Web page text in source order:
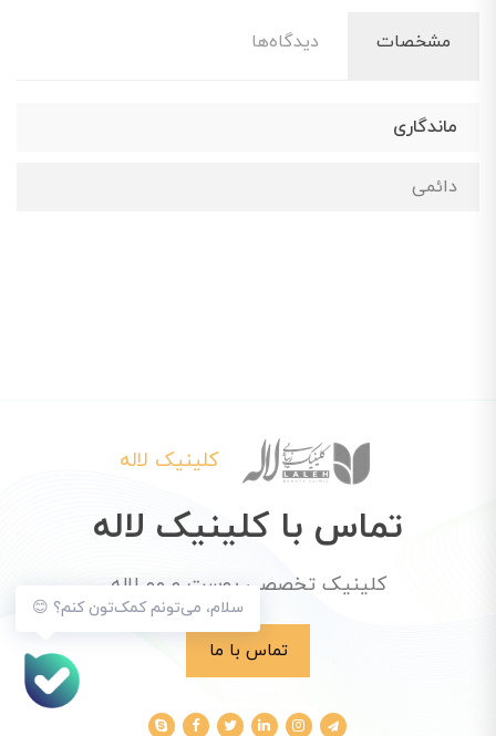
مشخصات دیدگاه‌ها
ماندگاری
دائمی
سلام، می‌تونم کمک‌تون کنم؟ 😊
کلینیک لاله
تماس با کلینیک لاله
کلینیک تخصصی پوست و مو لاله
تماس با ما